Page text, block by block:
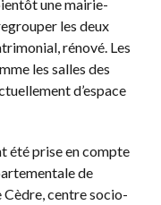
une mairie-
les deux
rénové. Les
les salles des
d’espace
été prise en compte
de
Cèdre, centre socio-